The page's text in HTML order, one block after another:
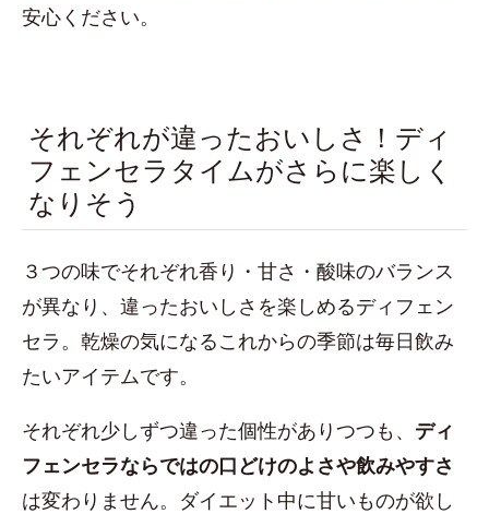
安心ください。
それぞれが違ったおいしさ！ディ
フェンセラタイムがさらに楽しく
なりそう
３つの味でそれぞれ香り・甘さ・酸味のバランス
が異なり、違ったおいしさを楽しめるディフェン
セラ。乾燥の気になるこれからの季節は毎日飲み
たいアイテムです。
それぞれ少しずつ違った個性がありつつも、 ディ
フェンセラならではの口どけのよさや飲みやすさ
は変わりません。ダイエット中に甘いものが欲し